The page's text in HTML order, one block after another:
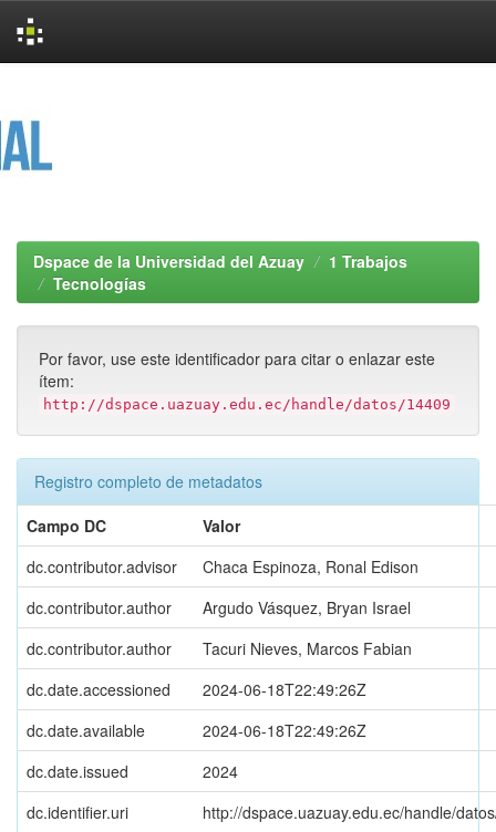
Dspace de la Universidad del Azuay
1 Trabajos
Tecnologías
Por favor, use este identificador para citar o enlazar este
ítem:
http://dspace.uazuay.edu.ec/handle/datos/14409
Registro completo de metadatos
Campo DC
Valor
dc.contributor.advisor
Chaca Espinoza, Ronal Edison
dc.contributor.author
Argudo Vásquez, Bryan Israel
dc.contributor.author
Tacuri Nieves, Marcos Fabian
dc.date.accessioned
2024-06-18T22:49:26Z
dc.date.available
2024-06-18T22:49:26Z
dc.date.issued
2024
dc.identifier.uri
http://dspace.uazuay.edu.ec/handle/